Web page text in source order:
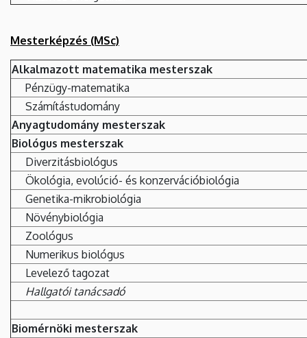
Mesterképzés (MSc)
Alkalmazott matematika mesterszak
Pénzügy-matematika
Számítástudomány
Anyagtudomány mesterszak
Biológus mesterszak
Diverzitásbiológus
Ökológia, evolúció- és konzervációbiológia
Genetika-mikrobiológia
Növénybiológia
Zoológus
Numerikus biológus
Levelező tagozat
Hallgatói tanácsadó
Biomérnöki mesterszak